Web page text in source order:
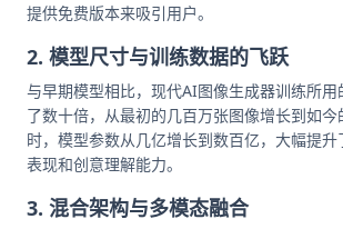
提供免费版本来吸引用户。
2. 模型尺寸与训练数据的飞跃
与早期模型相比，现代AI图像生成器训练所
了数十倍，从最初的几百万张图像增长到如今
时，模型参数从几亿增长到数百亿，大幅提
表现和创意理解能力。
3. 混合架构与多模态融合